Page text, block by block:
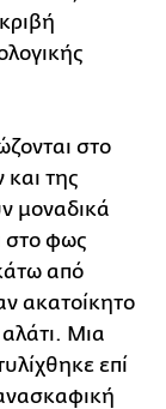
στο
και της
μοναδικά
στο φως
από
ακατοίκητο
Μια
επί